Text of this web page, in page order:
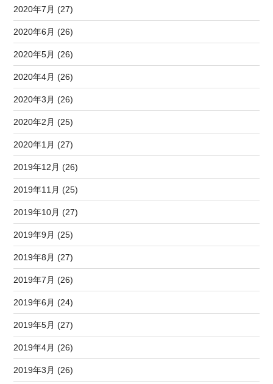
2020年7月 (27)
2020年6月 (26)
2020年5月 (26)
2020年4月 (26)
2020年3月 (26)
2020年2月 (25)
2020年1月 (27)
2019年12月 (26)
2019年11月 (25)
2019年10月 (27)
2019年9月 (25)
2019年8月 (27)
2019年7月 (26)
2019年6月 (24)
2019年5月 (27)
2019年4月 (26)
2019年3月 (26)